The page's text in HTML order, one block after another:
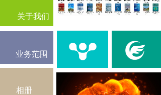
关于我们
业务范围
相册